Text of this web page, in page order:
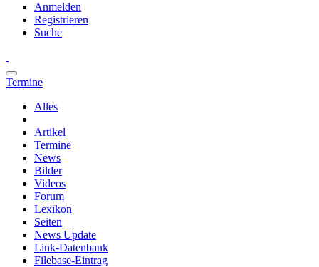
Anmelden
Registrieren
Suche
Termine
Alles
Artikel
Termine
News
Bilder
Videos
Forum
Lexikon
Seiten
News Update
Link-Datenbank
Filebase-Eintrag